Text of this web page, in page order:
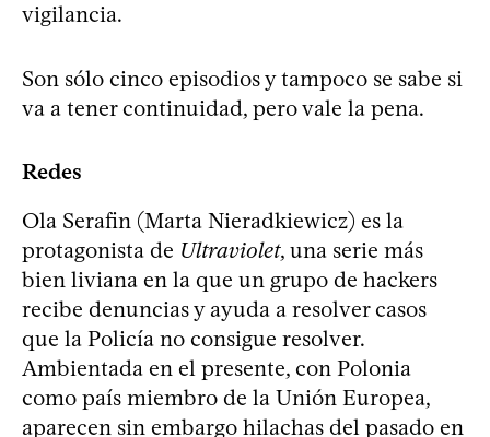
vigilancia.
Son sólo cinco episodios y tampoco se sabe si
va a tener continuidad, pero vale la pena.
Redes
Ola Serafin (Marta Nieradkiewicz) es la
protagonista de Ultraviolet, una serie más
bien liviana en la que un grupo de hackers
recibe denuncias y ayuda a resolver casos
que la Policía no consigue resolver.
Ambientada en el presente, con Polonia
como país miembro de la Unión Europea,
aparecen sin embargo hilachas del pasado en